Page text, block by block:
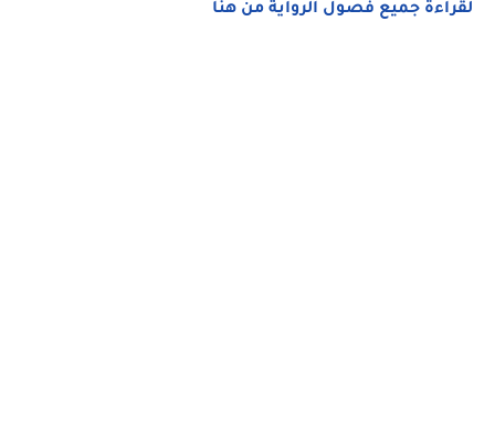
لقراءة جميع فصول الرواية من هنا